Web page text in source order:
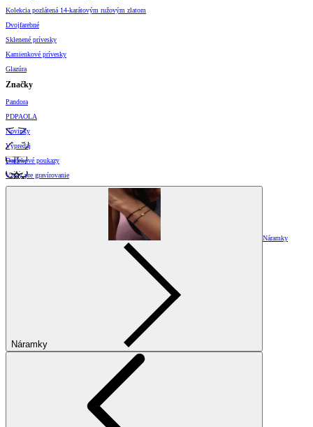
Kolekcia pozlátená 14-karátovým ružovým zlatom
Dvojfarebné
Sklenené prívesky
Kamienkové prívesky
Glazúra
Značky
Pandora
PDPAOLA
Novinky
Výpredaj
Darčekové poukazy
Vzory pre gravírovanie
Náramky
Náramky